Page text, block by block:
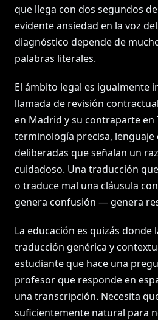
que llega con dos segundos
evidente ansiedad en la voz
diagnóstico depende de
palabras literales.
El ámbito legal es igualmente
llamada de revisión
en Madrid y su contraparte en
terminología precisa, lenguaje
deliberadas que señalan un
cuidadoso. Una traducción
o traduce mal una cláusula
genera confusión — genera
La educación es quizás donde
traducción genérica y
estudiante que hace una
profesor que responde en
una transcripción. Necesita
suficientemente natural para